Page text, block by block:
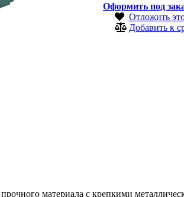
Оформить под
Отложить
Добавить к
материала с крепкими